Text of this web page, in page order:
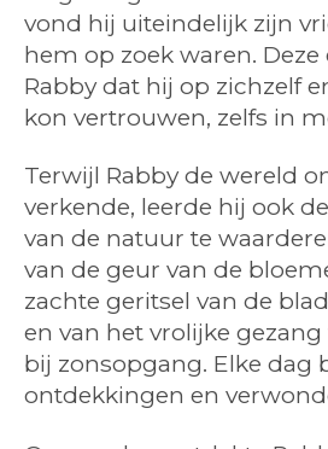
vond hij uiteindelijk zijn
hem op zoek waren.
Rabby dat hij op zichzelf
kon vertrouwen, zelfs in
Terwijl Rabby de wereld
verkende, leerde hij ook
van de natuur te
van de geur van de
zachte geritsel van de
en van het vrolijke gezang
bij zonsopgang. Elke dag
ontdekkingen en